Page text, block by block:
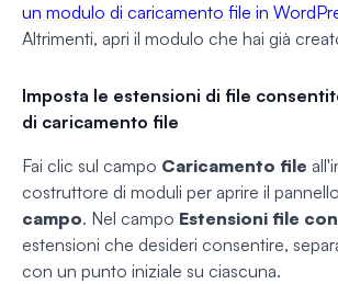
un modulo di caricamento file in
Altrimenti, apri il modulo che hai già
Imposta le estensioni di file
di caricamento file
Fai clic sul campo Caricamento file
costruttore di moduli per aprire il pannello
campo. Nel campo Estensioni file
estensioni che desideri consentire,
con un punto iniziale su ciascuna.